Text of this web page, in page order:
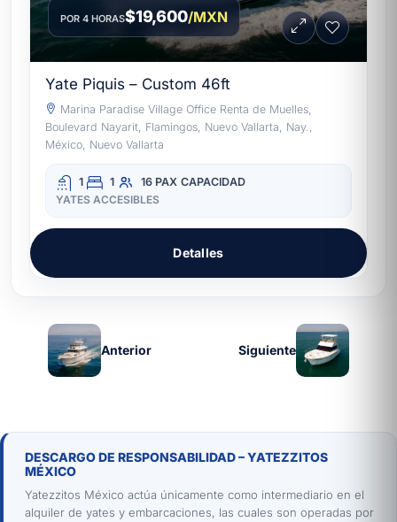
POR 4 HORAS$19,600/MXN
Yate Piquis – Custom 46ft
Marina Paradise Village Office Renta de Muelles,
Boulevard Nayarit, Flamingos, Nuevo Vallarta, Nay.,
México, Nuevo Vallarta
1 1 16 PAX CAPACIDAD
YATES ACCESIBLES
Detalles
Anterior Siguiente
DESCARGO DE RESPONSABILIDAD – YATEZZITOS
MÉXICO
Yatezzitos México actúa únicamente como intermediario en el
alquiler de yates y embarcaciones, las cuales son operadas por